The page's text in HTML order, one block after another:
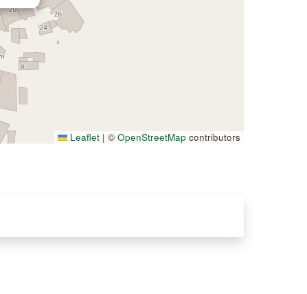
Leaflet | © OpenStreetMap contributors